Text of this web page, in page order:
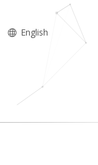
English